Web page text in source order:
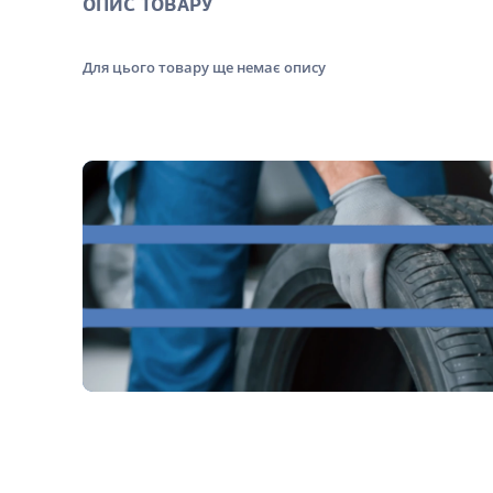
ОПИС ТОВАРУ
Для цього товару ще немає опису